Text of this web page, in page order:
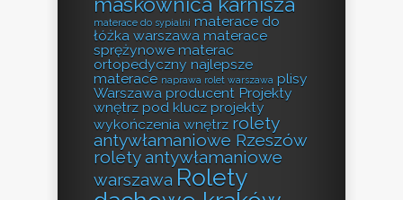
materace do sypialni materace do
łóżka warszawa materace
sprężynowe materac
ortopedyczny najlepsze
materace naprawa rolet warszawa plisy
Warszawa producent Projekty
wnętrz pod klucz projekty
wykończenia wnętrz rolety
antywłamaniowe Rzeszów
rolety antywłamaniowe
warszawa Rolety